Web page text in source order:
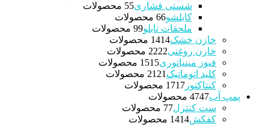
شستی فشاری 55 محصولات
کابلشو 66 محصولات
ملحقات تابلو 99 محصولات
خازن خشک
1414 محصولات
خازن روغنی
2222 محصولات
فیوز مینیاتوری
1515 محصولات
کلید اتوماتیک
21 21 محصولات
کنتاکتور
1717 محصولات
پمپ آب
4747 محصولات
ست کنترل 77 محصولات
کفکش
1414 محصولات